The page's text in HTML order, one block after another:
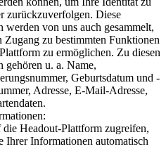
zurückzuverfolgen. Diese
werden von uns auch gesammelt,
Zugang zu bestimmten Funktionen
zu ermöglichen. Zu diesen
gehören u. a. Name,
Geburtsdatum und -
Adresse, E-Mail-Adresse,
die Headout-Plattform zugreifen,
Ihrer Informationen automatisch